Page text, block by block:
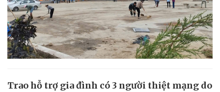
Trao hỗ trợ gia đình có 3 người thiệt mạng do